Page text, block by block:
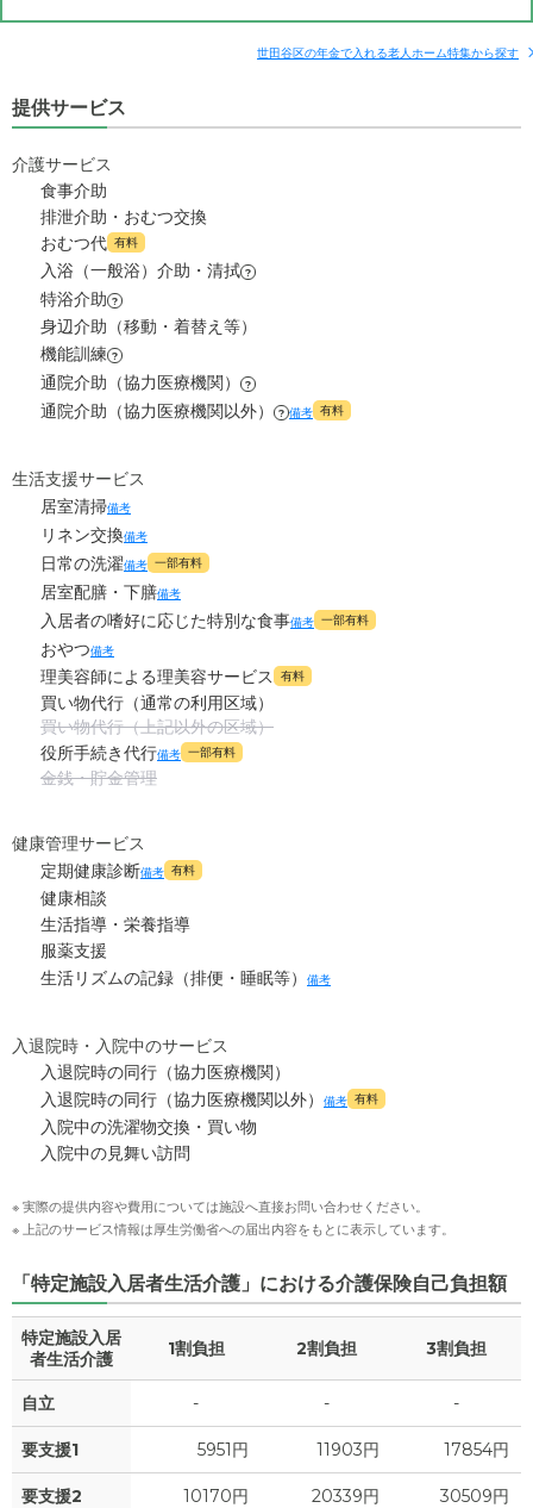
補足情報
月額費用 ? 25.7 万円
家賃
管理費 ?
食費 ?
水道・光熱費
上乗せ介護費 ? 0
介護保険料
世田谷区の年金で入れる老人ホーム特集から探す
提供サービス
介護サービス
食事介助
排泄介助・おむつ交換
おむつ代 有料
入浴（一般浴）介助・清拭 ?
特浴介助 ?
身辺介助（移動・着替え等）
機能訓練 ?
通院介助（協力医療機関） ?
通院介助（協力医療機関以外） ? 備考 有料
生活支援サービス
居室清掃備考
リネン交換備考
日常の洗濯備考 一部有料
居室配膳・下膳備考
入居者の嗜好に応じた特別な食事備考 一部有料
おやつ備考
理美容師による理美容サービス 有料
買い物代行（通常の利用区域）
買い物代行（上記以外の区域）
役所手続き代行備考 一部有料
金銭・貯金管理
健康管理サービス
定期健康診断備考 有料
健康相談
生活指導・栄養指導
服薬支援
生活リズムの記録（排便・睡眠等）
備考
入退院時・入院中のサービス
入退院時の同行（協力医療機関）
入退院時の同行（協力医療機関以外）
備考 有料
入院中の洗濯物交換・買い物
入院中の見舞い訪問
※ 実際の提供内容や費用については施設へ直接お問い合わせください。
※ 上記のサービス情報は厚生労働省への届出内容をもとに表示しています。
「特定施設入居者生活介護」における介護保険自己負担額
特定施設入居
者生活介護
1割負担 2割負担 3割負担
自立 - - -
要支援1 5951円 11903円 17854円
要支援2 10170円 20339円 30509円